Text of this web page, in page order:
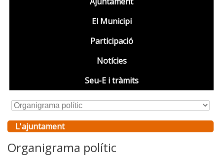
El Municipi
Participació
Notícies
Seu-E i tràmits
L'ajuntament
Organigrama polític